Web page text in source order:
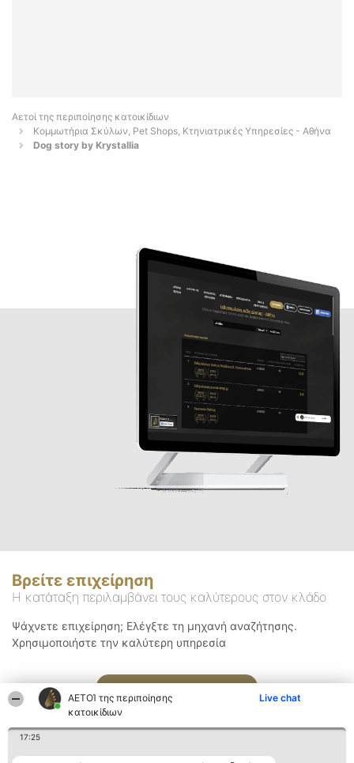
ΑΕΤΟΊ της περιποίησης
κατοικίδιων
Live chat
17:25
Αετοί της περιποίησης κατοικίδιων
Κομμωτήρια Σκύλων, Pet Shops, Κτηνιατρικές Υπηρεσίες - Αθήνα
Dog story by Krystallia
Βρείτε επιχείρηση
Η κατάταξη περιλαμβάνει τους καλύτερους στον κλάδο
Ψάχνετε επιχείρηση; Ελέγξτε τη μηχανή αναζήτησης.
Χρησιμοποιήστε την καλύτερη υπηρεσία
Αναζήτηση